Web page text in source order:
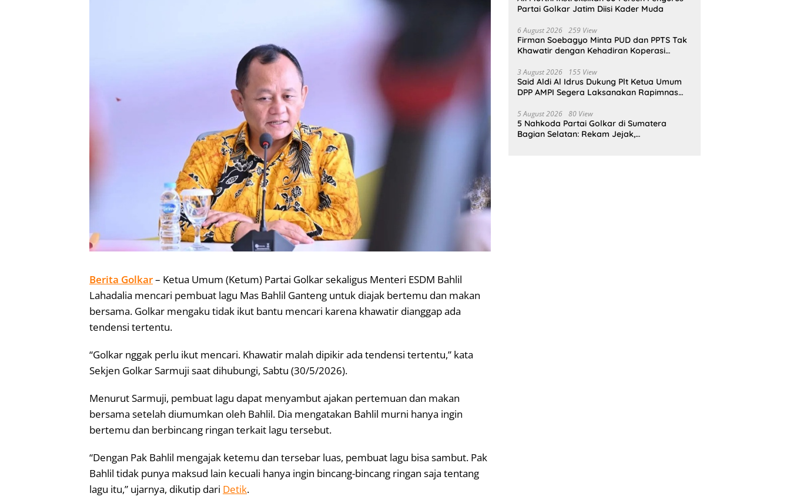
Berita Golkar– Ketua Umum (Ketum) Partai Golkar sekaligus Menteri ESDM Bahlil
Lahadalia mencari pembuat lagu Mas Bahlil Ganteng untuk diajak bertemu dan makan
bersama. Golkar mengaku tidak ikut bantu mencari karena khawatir dianggap ada
tendensi tertentu.
“Golkar nggak perlu ikut mencari. Khawatir malah dipikir ada tendensi tertentu,” kata
Sekjen Golkar Sarmuji saat dihubungi, Sabtu (30/5/2026).
Menurut Sarmuji, pembuat lagu dapat menyambut ajakan pertemuan dan makan
bersama setelah diumumkan oleh Bahlil. Dia mengatakan Bahlil murni hanya ingin
bertemu dan berbincang ringan terkait lagu tersebut.
“Dengan Pak Bahlil mengajak ketemu dan tersebar luas, pembuat lagu bisa sambut. Pak
Bahlil tidak punya maksud lain kecuali hanya ingin bincang-bincang ringan saja tentang
lagu itu,” ujarnya, dikutip dari Detik.
Partai Golkar Jatim Diisi Kader Muda
6 August 2026 259 View
Firman Soebagyo Minta PUD dan PPTS Tak
Khawatir dengan Kehadiran Koperasi
3 August 2026 155 View
Said Aldi Al Idrus Dukung Plt Ketua Umum
DPP AMPI Segera Laksanakan Rapimnas
5 August 2026 80 View
5 Nahkoda Partai Golkar di Sumatera
Bagian Selatan: Rekam Jejak,